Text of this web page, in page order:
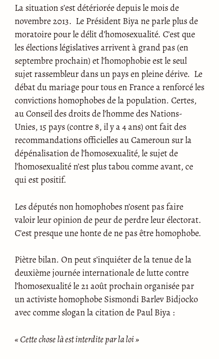
La situation s’est détériorée depuis le mois de
novembre 2013. Le Président Biya ne parle plus de
moratoire pour le délit d’homosexualité. C’est que
les élections législatives arrivent à grand pas (en
septembre prochain) et l’homophobie est le seul
sujet rassembleur dans un pays en pleine dérive. Le
débat du mariage pour tous en France a renforcé les
convictions homophobes de la population. Certes,
au Conseil des droits de l’homme des Nations-
Unies, 15 pays (contre 8, il y a 4 ans) ont fait des
recommandations officielles au Cameroun sur la
dépénalisation de l’homosexualité, le sujet de
l’homosexualité n’est plus tabou comme avant, ce
qui est positif.
Les députés non homophobes n’osent pas faire
valoir leur opinion de peur de perdre leur électorat.
C’est presque une honte de ne pas être homophobe.
Piètre bilan. On peut s’inquiéter de la tenue de la
deuxième journée internationale de lutte contre
l’homosexualité le 21 août prochain organisée par
un activiste homophobe Sismondi Barlev Bidjocko
avec comme slogan la citation de Paul Biya :
« Cette chose là est interdite par la loi »